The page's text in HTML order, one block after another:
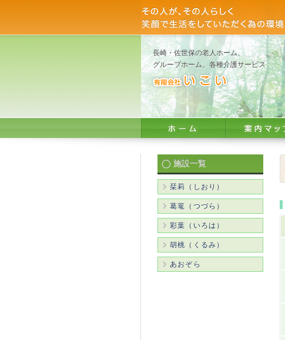
長崎・佐世保の老人ホーム、
グループホーム、各種介護サービス
◯ 施設一覧
栞莉（しおり）
葛篭（つづら）
彩葉（いろは）
胡桃（くるみ）
あおぞら